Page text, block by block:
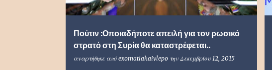
Πούτιν :Οποιαδήποτε απειλή για τον ρωσικό
στρατό στη Συρία θα καταστρέφεται..
αναρτήθηκε από exomatiakaivlepo την Δεκεμβρίου 12, 2015